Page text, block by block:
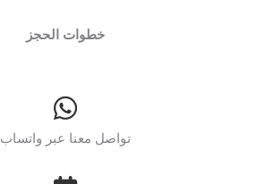
خطوات الحجز
تواصل معنا عبر واتساب